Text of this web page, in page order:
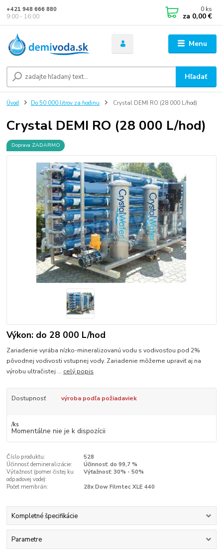
Menu
Hľadať
+421 948 666 880
9:00 - 16:00
0 ks
za 0,00 €
Úvod Do 50 000 litrov za hodinu Crystal DEMI RO (28 000 L/hod)
Crystal DEMI RO (28 000 L/hod)
Doprava ZADARMO
Výkon: do 28 000 L/hod
Zariadenie vyrába nízko-mineralizovanú vodu s vodivosťou pod 2%
pôvodnej vodivosti vstupnej vody. Zariadenie môžeme upraviť aj na
výrobu ultračistej ... celý popis
Dostupnosť výroba podľa požiadaviek
/ks
Momentálne nie je k dispozícii
Číslo produktu:
528
Účinnosť demineralizácie:
Účinnosť: do 99,7 %
Výťažnosť (pomer čistej ku
odpadovej vode):
Výťažnosť: 30% - 50%
Počet membrán:
28x Dow Filmtec XLE 440
Kompletné špecifikácie
Parametre